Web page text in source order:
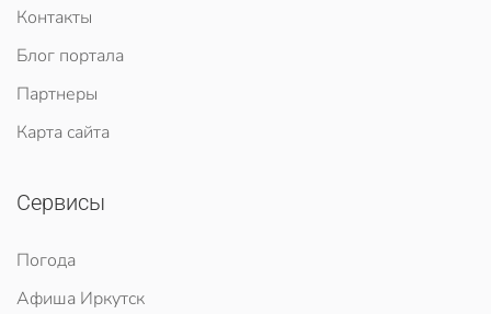
Контакты
Блог портала
Партнеры
Карта сайта
Сервисы
Погода
Афиша Иркутск